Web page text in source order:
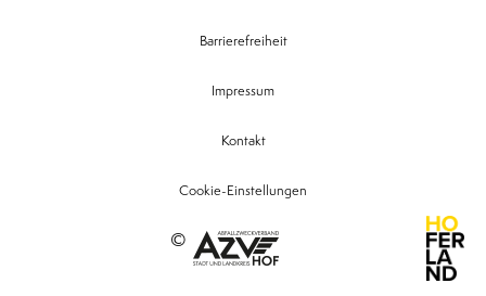
Barrierefreiheit
Impressum
Kontakt
Cookie-Einstellungen
©